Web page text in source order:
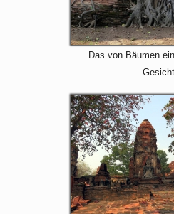
Das von Bäumen